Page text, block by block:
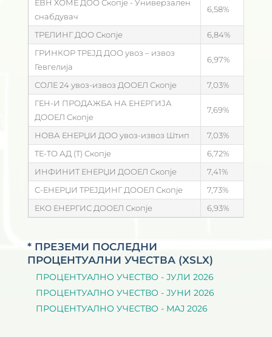
ЕВН ХОМЕ ДОО Скопје - Универзален
снабдувач
6,58
ТРЕЛИНГ ДОО Скопје
6,84
ГРИНКОР ТРЕЈД ДОО увоз – извоз
Гевгелија
6,97
СОЛЕ 24 увоз-извоз ДООЕЛ Скопје
7,03
ГЕН-И ПРОДАЖБА НА ЕНЕРГИЈА
ДООЕЛ Скопје
7,69
НОВА ЕНЕРЏИ ДОО увоз-извоз Штип
7,03
ТЕ-ТО АД (Т) Скопје
6,72
ИНФИНИТ ЕНЕРЏИ ДООЕЛ Скопје
7,41
С-ЕНЕРЏИ ТРЕЈДИНГ ДООЕЛ Скопје
7,73
ЕКО ЕНЕРГИС ДООЕЛ Скопје
6,93
* ПРЕЗЕМИ ПОСЛЕДНИ
ПРОЦЕНТУАЛНИ УЧЕСТВА (XSLX)
ПРОЦЕНТУАЛНО УЧЕСТВО - ЈУЛИ 2026
ПРОЦЕНТУАЛНО УЧЕСТВО - ЈУНИ 2026
ПРОЦЕНТУАЛНО УЧЕСТВО - МАЈ 2026